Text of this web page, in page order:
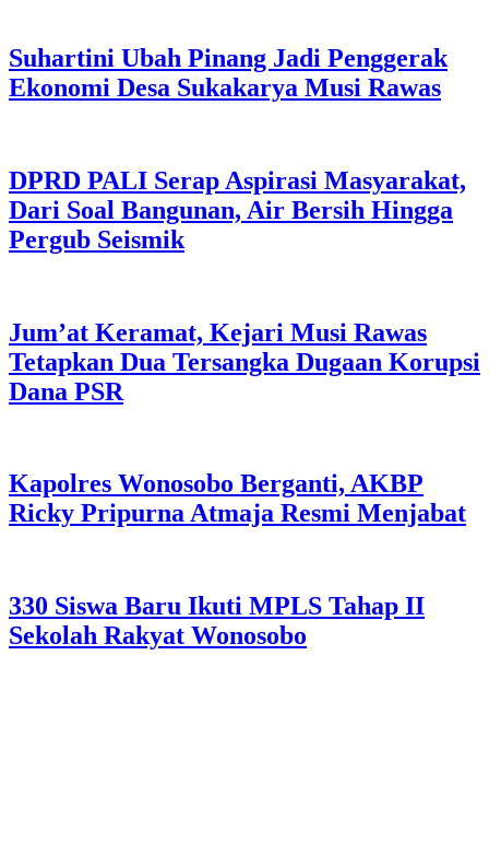
Suhartini Ubah Pinang Jadi Penggerak
Ekonomi Desa Sukakarya Musi Rawas
DPRD PALI Serap Aspirasi Masyarakat,
Dari Soal Bangunan, Air Bersih Hingga
Pergub Seismik
Jum’at Keramat, Kejari Musi Rawas
Tetapkan Dua Tersangka Dugaan Korupsi
Dana PSR
Kapolres Wonosobo Berganti, AKBP
Ricky Pripurna Atmaja Resmi Menjabat
330 Siswa Baru Ikuti MPLS Tahap II
Sekolah Rakyat Wonosobo